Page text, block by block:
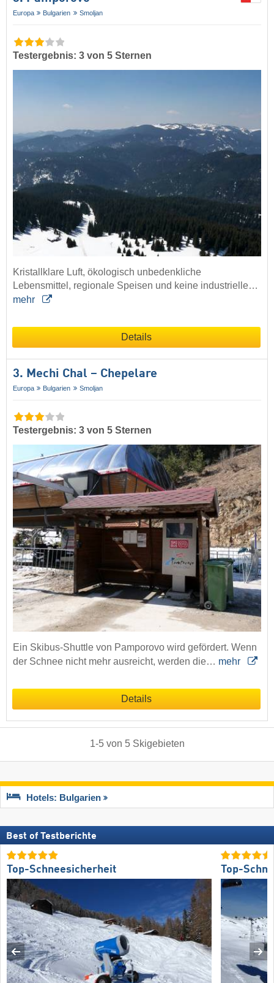
Europa Bulgarien Smoljan
Testergebnis: 3 von 5 Sternen
Kristallklare Luft, ökologisch unbedenkliche
Lebensmittel, regionale Speisen und keine industrielle…
mehr
Details
3. Mechi Chal – Chepelare
Europa Bulgarien Smoljan
Testergebnis: 3 von 5 Sternen
Ein Skibus-Shuttle von Pamporovo wird gefördert. Wenn
der Schnee nicht mehr ausreicht, werden die… mehr
Details
1-5von 5 Skigebieten
Hotels: Bulgarien
Best of Testberichte
Top-Schneesicherheit Top-